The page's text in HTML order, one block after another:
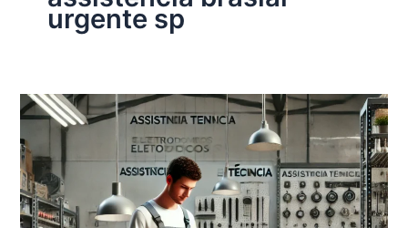
urgente sp